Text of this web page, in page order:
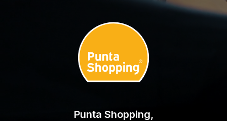
Punta Shopping,